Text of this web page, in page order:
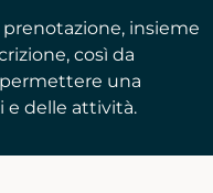
prenotazione, insieme
così da
una
e delle attività.